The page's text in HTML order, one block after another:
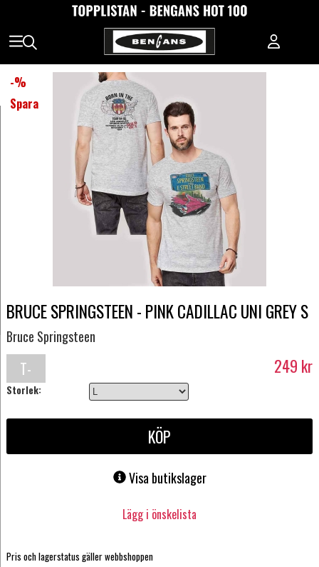
-%
Spara
BRUCE SPRINGSTEEN - PINK CADILLAC UNI GREY S
Bruce Springsteen
T-
shirt
249 kr
Storlek:
KÖP
Visa butikslager
Lägg i önskelista
Pris och lagerstatus gäller webbshoppen